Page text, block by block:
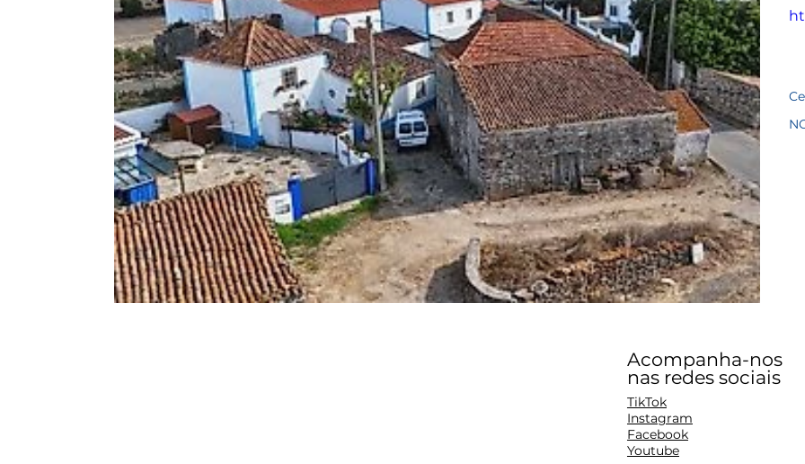
Acompanha-nos
nas redes sociais
TikTok
Instagram
Facebook
Youtube